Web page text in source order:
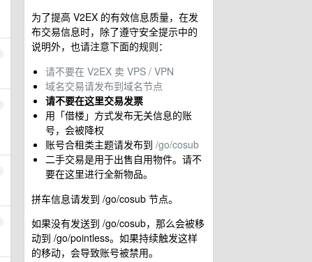
为了提高 V2EX 的有效信息质量，在发
布交易信息时，除了遵守安全提示中的
说明外，也请注意下面的规则：
请不要在 V2EX 卖 VPS / VPN
域名交易请发布到域名节点
请不要在这里交易发票
用「借楼」方式发布无关信息的账
号，会被降权
账号合租类主题请发布到 /go/cosub
二手交易是用于出售自用物件。请不
要在这里进行全新物品。
拼车信息请发到 /go/cosub 节点。
如果没有发送到 /go/cosub，那么会被移
动到 /go/pointless。如果持续触发这样
的移动，会导致账号被禁用。